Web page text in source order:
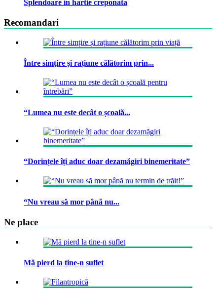
Splendoare in hartie creponata
Recomandari
Între simțire și rațiune călătorim prin...
“Lumea nu este decât o școală...
“Dorințele îți aduc doar dezamăgiri binemeritate”
“Nu vreau să mor până nu...
Ne place
Mă pierd la tine-n suflet